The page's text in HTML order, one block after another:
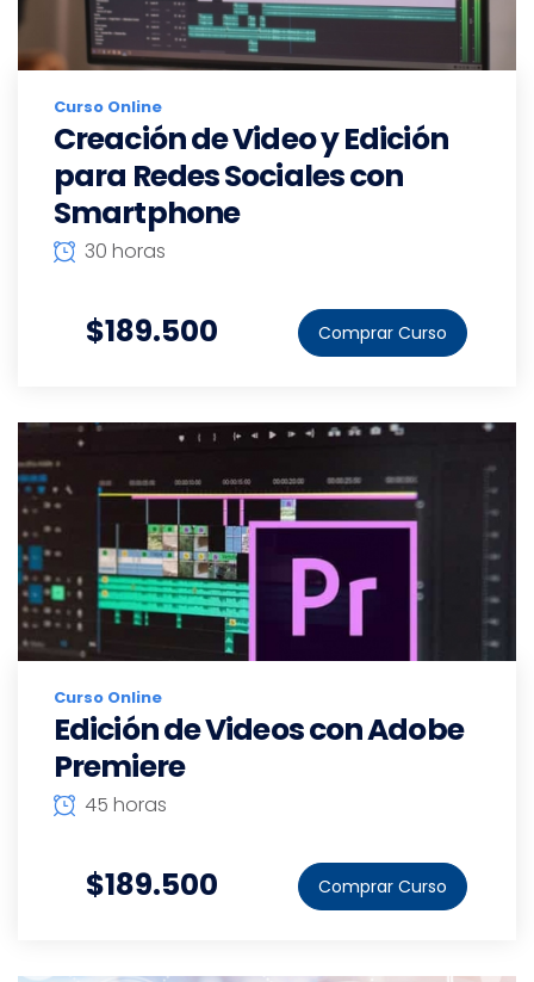
Curso Online
Creación de Video y Edición
para Redes Sociales con
Smartphone
30 horas
$189.500 Comprar Curso
Curso Online
Edición de Videos con Adobe
Premiere
45 horas
$189.500 Comprar Curso